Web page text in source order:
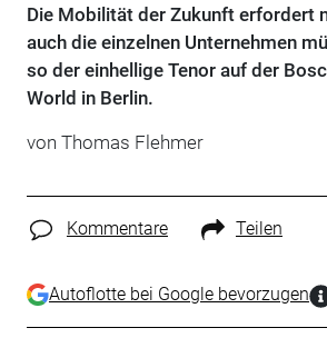
Die Mobilität der Zukunft erfordert
auch die einzelnen Unternehmen
so der einhellige Tenor auf der
World in Berlin.
von Thomas Flehmer
Kommentare Teilen
Autoflotte bei Google bevorzugen